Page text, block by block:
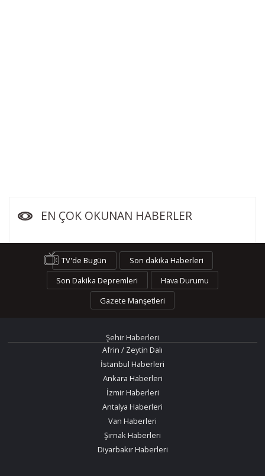
EN ÇOK OKUNAN HABERLER
TV'de Bugün
Son dakika Haberleri
Son Dakika Depremleri
Hava Durumu
Gazete Manşetleri
Şehir Haberleri
Afrin / Zeytin Dalı
İstanbul Haberleri
Ankara Haberleri
İzmir Haberleri
Antalya Haberleri
Van Haberleri
Şırnak Haberleri
Diyarbakır Haberleri